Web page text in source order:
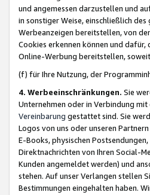
und angemessen darzustellen und
in sonstiger Weise, einschließlich
Werbeanzeigen bereitstellen, von
Cookies erkennen können und
Online-Werbung bereitstellen,
(f) für Ihre Nutzung, der
4. Werbeeinschränkungen. Sie
Unternehmen oder in Verbindung
Vereinbarung gestattet sind. Sie
Logos von uns oder unseren
E-Books, physischen
Direktnachrichten von Ihren Social-
Kunden angemeldet werden) und
stehen. Auf unser Verlangen stellen
Bestimmungen eingehalten haben.